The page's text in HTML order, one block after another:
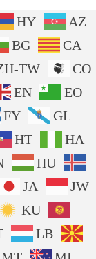
HY
AZ
BG
CA
TW
CO
EN
EO
FY
GL
HT
HA
HU
JA
JW
KU
LB